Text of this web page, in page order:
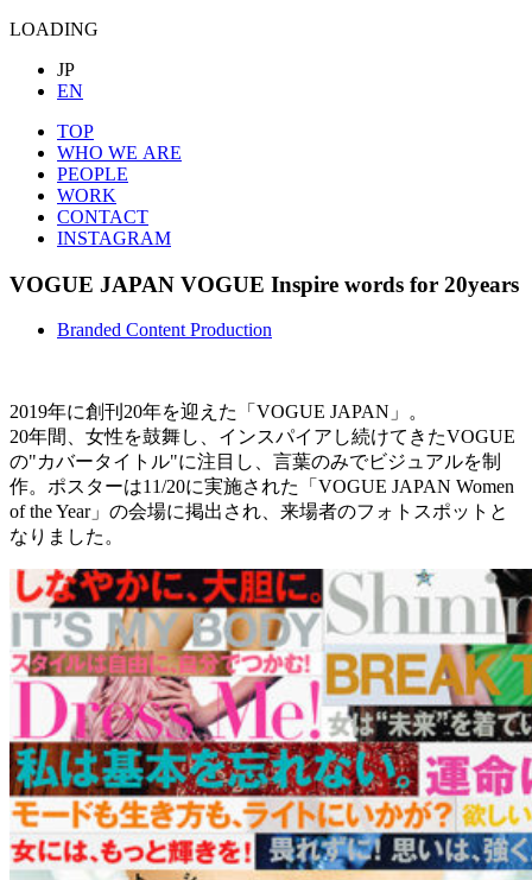
LOADING
JP
EN
TOP
WHO WE ARE
PEOPLE
WORK
CONTACT
INSTAGRAM
VOGUE JAPAN VOGUE Inspire words for 20years
Branded Content Production
2019年に創刊20年を迎えた「VOGUE JAPAN」。
20年間、女性を鼓舞し、インスパイアし続けてきたVOGUE
の"カバータイトル"に注目し、言葉のみでビジュアルを制
作。ポスターは11/20に実施された「VOGUE JAPAN Women
of the Year」の会場に掲出され、来場者のフォトスポットと
なりました。